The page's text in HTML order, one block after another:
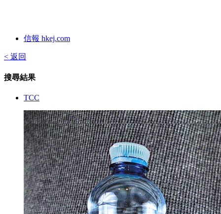
信報 hkej.com
< 返回
搜尋結果
TCC